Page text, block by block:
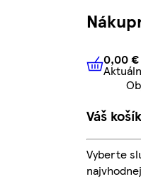
0,00
0,00 €
Váš košík
Vyberte